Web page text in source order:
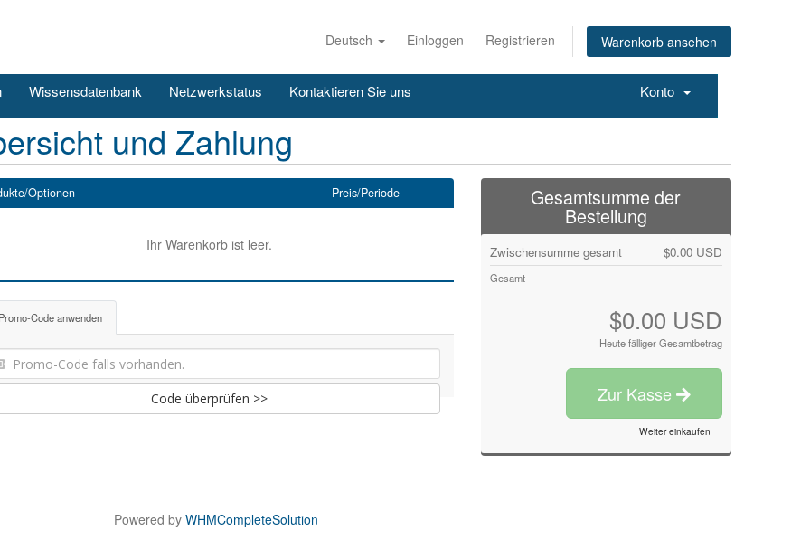
Deutsch Einloggen Registrieren Warenkorb ansehen
Wissensdatenbank Netzwerkstatus Kontaktieren Sie uns Konto
und Zahlung
Optionen Preis/Periode
Ihr Warenkorb ist leer.
Code anwenden
Code überprüfen >>
Gesamtsumme der
Bestellung
Zwischensumme gesamt $0.00 USD
Gesamt
$0.00 USD
Heute fälliger Gesamtbetrag
Zur Kasse
Weiter einkaufen
Powered by WHMCompleteSolution